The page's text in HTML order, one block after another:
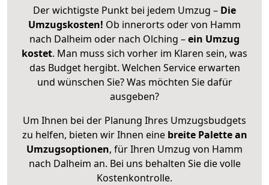
Der wichtigste Punkt bei jedem Umzug – Die
Umzugskosten! Ob innerorts oder von Hamm
nach Dalheim oder nach Olching –ein Umzug
kostet. Man muss sich vorher im Klaren sein, was
das Budget hergibt. Welchen Service erwarten
und wünschen Sie? Was möchten Sie dafür
ausgeben?
Um Ihnen bei der Planung Ihres Umzugsbudgets
zu helfen, bieten wir Ihnen eine breite Palette an
Umzugsoptionen, für Ihren Umzug von Hamm
nach Dalheim an. Bei uns behalten Sie die volle
Kostenkontrolle.